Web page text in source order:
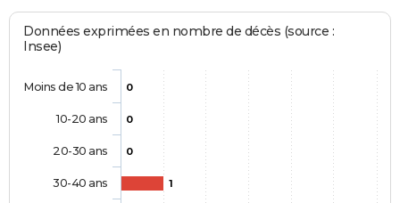
Données exprimées en nombre de décès (source :
Insee)
0
0
0
1
Moins de 10 ans
10-20 ans
20-30 ans
30-40 ans